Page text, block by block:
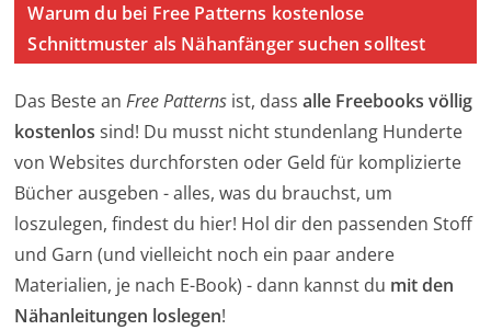
Warum du bei Free Patterns kostenlose
Schnittmuster als Nähanfänger suchen solltest
Das Beste anFree Patterns ist, dassalle Freebooks völlig
kostenlos sind! Du musst nicht stundenlang Hunderte
von Websites durchforsten oder Geld für komplizierte
Bücher ausgeben - alles, was du brauchst, um
loszulegen, findest du hier! Hol dir den passenden Stoff
und Garn (und vielleicht noch ein paar andere
Materialien, je nach E-Book) - dann kannst du mit den
Nähanleitungen loslegen!